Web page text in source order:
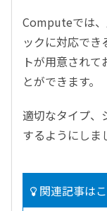
Computeでは
ックに対応で
トが用意され
とができます。
適切なタイプ、
するようにしま
関連記事は